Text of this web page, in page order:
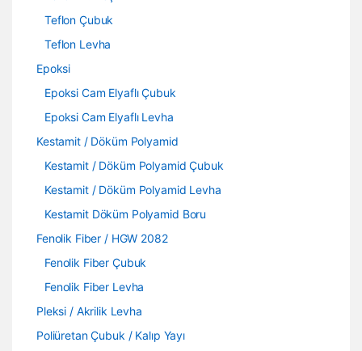
Teflon Çubuk
Teflon Levha
Epoksi
Epoksi Cam Elyaflı Çubuk
Epoksi Cam Elyaflı Levha
Kestamit / Döküm Polyamid
Kestamit / Döküm Polyamid Çubuk
Kestamit / Döküm Polyamid Levha
Kestamit Döküm Polyamid Boru
Fenolik Fiber / HGW 2082
Fenolik Fiber Çubuk
Fenolik Fiber Levha
Pleksi / Akrilik Levha
Poliüretan Çubuk / Kalıp Yayı